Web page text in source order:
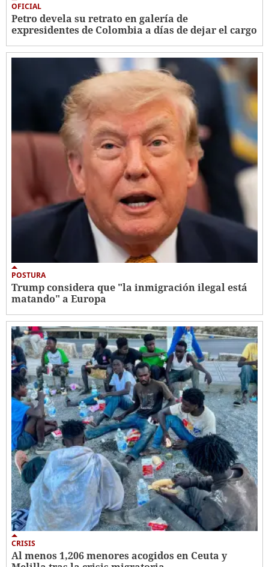
OFICIAL
Petro devela su retrato en galería de
expresidentes de Colombia a días de dejar el cargo
POSTURA
Trump considera que "la inmigración ilegal está
matando" a Europa
CRISIS
Al menos 1,206 menores acogidos en Ceuta y